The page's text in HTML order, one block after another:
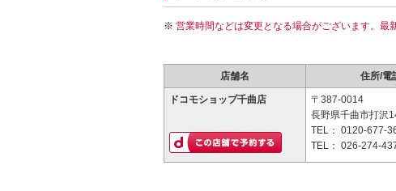
営業時間などは変更となる場合がございます。最
店舗名 住所/電
ドコモショップ千曲店
〒387-0014
長野県千曲市打沢
TEL： 0120-677-
TEL： 026-274-